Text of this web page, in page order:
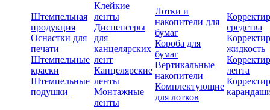
Штемпельная
продукция
Оснастки для
печати
Штемпельные
краски
Штемпельные
подушки
Клейкие
ленты
Диспенсеры
для
канцелярских
лент
Канцелярские
ленты
Монтажные
ленты
Лотки и
накопители для
бумаг
Короба для
бумаг
Вертикальные
накопители
Комплектующие
для лотков
средства
жидкость
лента